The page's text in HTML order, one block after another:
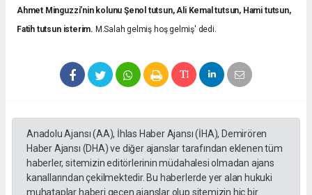
Ahmet Minguzzi’nin kolunu Şenol tutsun, Ali Kemal tutsun, Hami tutsun,
Fatih tutsun isterim. M.Salah gelmiş hoş gelmiş' dedi.
Anadolu Ajansı (AA), İhlas Haber Ajansı (İHA), Demirören
Haber Ajansı (DHA) ve diğer ajanslar tarafından eklenen tüm
haberler, sitemizin editörlerinin müdahalesi olmadan ajans
kanallarından çekilmektedir. Bu haberlerde yer alan hukuki
muhataplar haberi geçen ajanslar olup sitemizin hiç bir